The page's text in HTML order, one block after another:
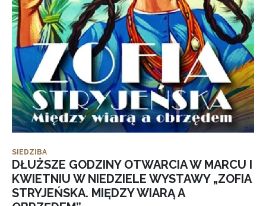
SIEDZIBA
DŁUŻSZE GODZINY OTWARCIA W MARCU I
KWIETNIU W NIEDZIELE WYSTAWY „ZOFIA
STRYJEŃSKA. MIĘDZY WIARĄ A